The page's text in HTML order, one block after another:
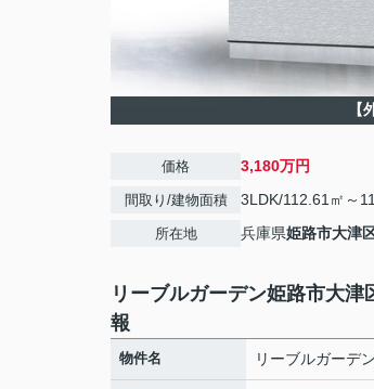
【
価格 3,180万円
間取り/建物面積 3LDK/112.61㎡～
所在地 兵庫県姫路市大津
リーブルガーデン姫路市大津
報
物件名 リーブルガーデ